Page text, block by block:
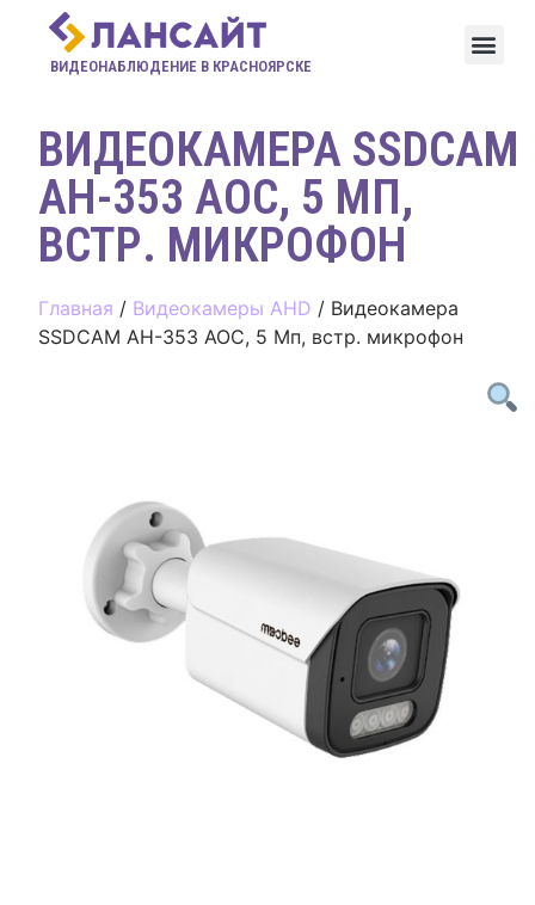
ВИДЕОНАБЛЮДЕНИЕ В КРАСНОЯРСКЕ
ВИДЕОКАМЕРА SSDCAM
AH-353 AOC, 5 МП,
ВСТР. МИКРОФОН
Главная / Видеокамеры AHD / Видеокамера
SSDCAM AH-353 AOC, 5 Мп, встр. микрофон